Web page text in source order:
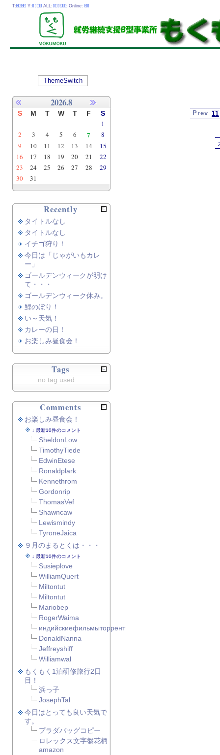
Prev 11
2026.8
S M T W T F S
1
2
3 4 5 6 7
8
9
10 11 12 13 14
15
16
17 18 19 20 21
22
23
24 25 26 27 28
29
30
31
Recently
タイトルなし
タイトルなし
イチゴ狩り！
今日は「じゃがいもカレ
ー」
ゴールデンウィークが明け
て・・・
ゴールデンウィーク休み。
鯉のぼり！
い～天気！
カレーの日！
お楽しみ昼食会！
Tags
no tag used
Comments
お楽しみ昼食会！
最新10件のコメント
SheldonLow
TimothyTiede
EdwinEtese
Ronaldplark
Kennethrom
Gordonrip
ThomasVef
Shawncaw
Lewismindy
TyroneJaica
９月のまるとくは・・・
最新10件のコメント
Susieplove
WilliamQuert
Miltontut
Miltontut
Mariobep
RogerWaima
индийскиефильмыторрент
DonaldNanna
Jeffreyshiff
Williamwal
もくもく1泊研修旅行2日
目！
浜っ子
JosephTal
今日はとっても良い天気で
す。
プラダバッグコピー
ロレックス文字盤花柄
amazon
T: Y: ALL: Online:
ThemeSwitch